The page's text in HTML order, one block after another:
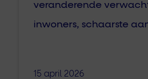
veranderende
inwoners, schaarste
15 april 2026